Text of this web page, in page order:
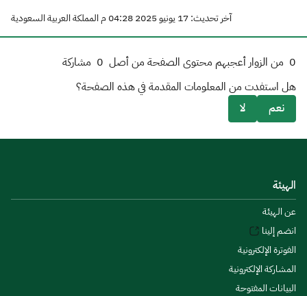
آخر تحديث: 17 يونيو 2025 04:28 م المملكة العربية السعودية
0 من الزوار أعجبهم محتوى الصفحة من أصل 0 مشاركة
هل استفدت من المعلومات المقدمة في هذه الصفحة؟
نعم
لا
الهيئة
عن الهيئة
انضم إلينا
الفوترة الإلكترونية
المشاركة الإلكترونية
البيانات المفتوحة